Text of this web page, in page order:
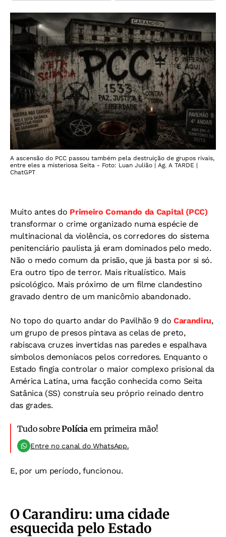
A ascensão do PCC passou também pela destruição de grupos rivais,
entre eles a misteriosa Seita - Foto: Luan Julião | Ag. A TARDE |
ChatGPT
Muito antes do Primeiro Comando da Capital (PCC)
transformar o crime organizado numa espécie de
multinacional da violência, os corredores do sistema
penitenciário paulista já eram dominados pelo medo.
Não o medo comum da prisão, que já basta por si só.
Era outro tipo de terror. Mais ritualístico. Mais
psicológico. Mais próximo de um filme clandestino
gravado dentro de um manicômio abandonado.
No topo do quarto andar do Pavilhão 9 do Carandiru,
um grupo de presos pintava as celas de preto,
rabiscava cruzes invertidas nas paredes e espalhava
símbolos demoníacos pelos corredores. Enquanto o
Estado fingia controlar o maior complexo prisional da
América Latina, uma facção conhecida como Seita
Satânica (SS) construía seu próprio reinado dentro
das grades.
Tudo sobrePolícia em primeira mão!
Entre no canal do WhatsApp.
E, por um período, funcionou.
O Carandiru: uma cidade
esquecida pelo Estado